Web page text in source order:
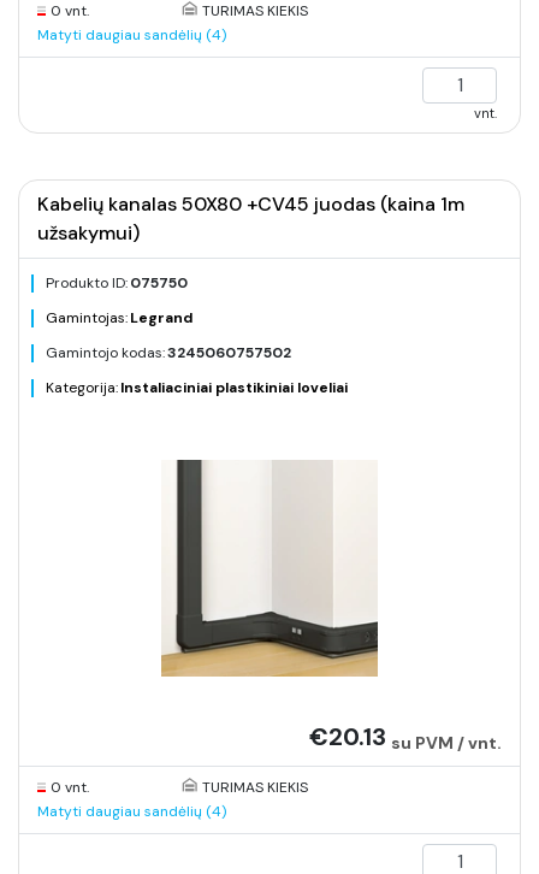
0 vnt.
TURIMAS KIEKIS
Matyti daugiau sandėlių (4)
vnt.
Kabelių kanalas 50X80 +CV45 juodas (kaina 1m
užsakymui)
Produkto ID:075750
Gamintojas:Legrand
Gamintojo kodas:3245060757502
Kategorija:Instaliaciniai plastikiniai loveliai
€20.13 su PVM / vnt.
0 vnt.
TURIMAS KIEKIS
Matyti daugiau sandėlių (4)